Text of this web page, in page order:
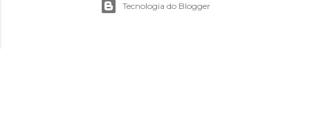
Tecnologia do Blogger